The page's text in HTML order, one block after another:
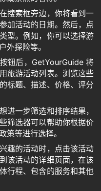
搜索框旁边，你将看到一
加活动的日期。然后，点
型。例如，你可以选择游
外探险等。
钮后，GetYourGuide 将
旅游活动列表。浏览这些
标题、描述、价格、评分
进一步筛选和排序结果，
筛选器可以帮助你根据价
策等进行选择。
趣的活动时，点击该活动
该活动的详细页面，在该
行程、包含的服务和其他